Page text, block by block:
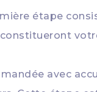
étape
avec